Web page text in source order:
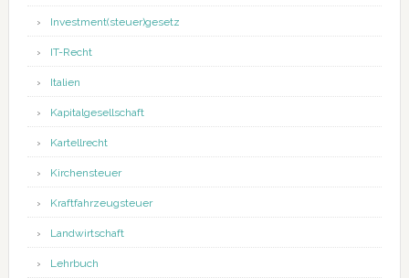
Investment(steuer)gesetz
IT-Recht
Italien
Kapitalgesellschaft
Kartellrecht
Kirchensteuer
Kraftfahrzeugsteuer
Landwirtschaft
Lehrbuch